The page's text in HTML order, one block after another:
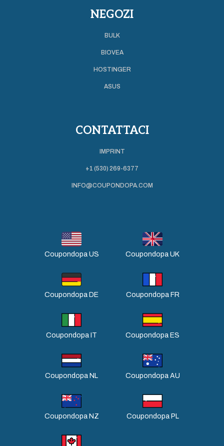
NEGOZI
BULK
BIOVEA
HOSTINGER
ASUS
CONTATTACI
IMPRINT
+1 (530) 269-6377
INFO@COUPONDOPA.COM
Coupondopa US Coupondopa UK
Coupondopa DE Coupondopa FR
Coupondopa IT Coupondopa ES
Coupondopa NL Coupondopa AU
Coupondopa NZ Coupondopa PL